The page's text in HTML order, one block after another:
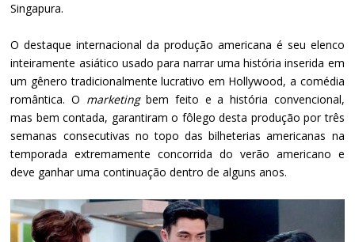
Singapura.
O destaque internacional da produção americana é seu elenco
inteiramente asiático usado para narrar uma história inserida em
um gênero tradicionalmente lucrativo em Hollywood, a comédia
romântica. O marketingbem feito e a história convencional,
mas bem contada, garantiram o fôlego desta produção por três
semanas consecutivas no topo das bilheterias americanas na
temporada extremamente concorrida do verão americano e
deve ganhar uma continuação dentro de alguns anos.